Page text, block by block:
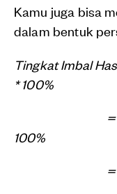
Kamu juga bisa
dalam bentuk
Tingkat Imbal
* 100%
=
100%
= (0,5)